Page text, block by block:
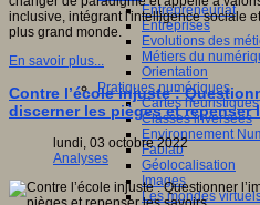
Entrepreneuriat
Entreprises
Evolutions des
Métiers du
Orientation
Pratiques numériques
Cartes heuristiques
Classes inversées
Environnement
Fablab
Géolocalisation
Images
Les mondes
inclusive, intégrant l'intelligence sociale
plus grand monde.
En savoir plus...
Contre l’école injuste :
discerner les pièges et repenser
lundi, 03 octobre 2022
Analyses